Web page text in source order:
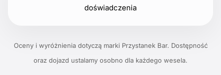
doświadczenia
Oceny i wyróżnienia dotyczą marki Przystanek Bar. Dostępność
oraz dojazd ustalamy osobno dla każdego wesela.